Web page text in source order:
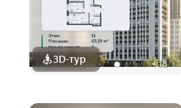
3D-тур +18